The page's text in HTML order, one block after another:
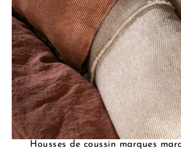
Housses de coussin marques